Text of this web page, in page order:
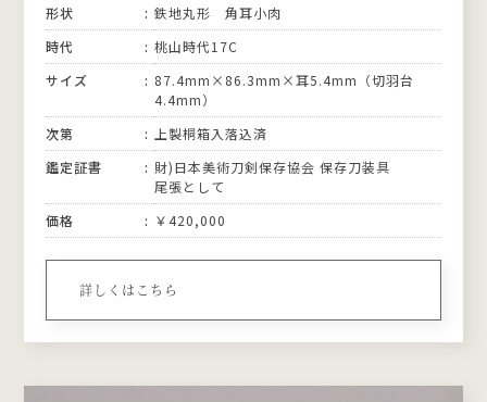
形状
鉄地丸形 角耳小肉
時代
桃山時代17C
サイズ
87.4mm×86.3mm×耳5.4mm（切羽台
4.4mm）
次第
上製桐箱入落込済
鑑定証書
財)日本美術刀剣保存協会 保存刀装具
尾張として
価格
￥420,000
詳しくはこちら